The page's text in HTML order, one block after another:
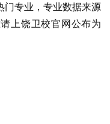
专业，专业数据来源
上饶卫校官网公布为